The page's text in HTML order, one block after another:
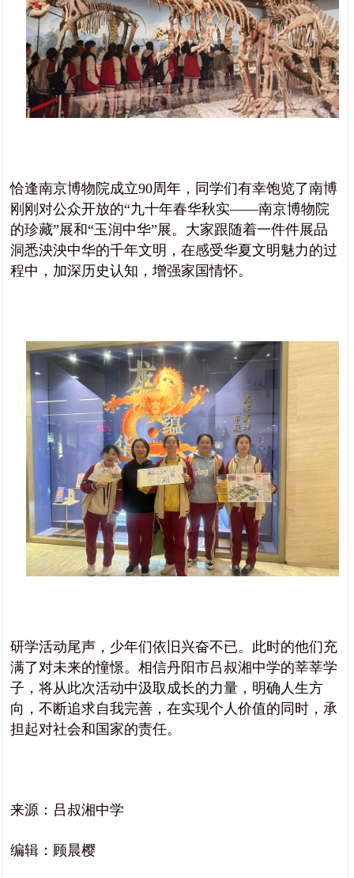
恰逢南京博物院成立90周年，同学们有幸饱览了南博
刚刚对公众开放的“九十年春华秋实——南京博物院
的珍藏”展和“玉润中华”展。大家跟随着一件件展品
洞悉泱泱中华的千年文明，在感受华夏文明魅力的过
程中，加深历史认知，增强家国情怀。
研学活动尾声，少年们依旧兴奋不已。此时的他们充
满了对未来的憧憬。相信丹阳市吕叔湘中学的莘莘学
子，将从此次活动中汲取成长的力量，明确人生方
向，不断追求自我完善，在实现个人价值的同时，承
担起对社会和国家的责任。
来源：吕叔湘中学
编辑：顾晨樱